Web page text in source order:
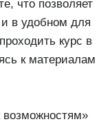
что позволяет
в удобном для
курс в
к материалам